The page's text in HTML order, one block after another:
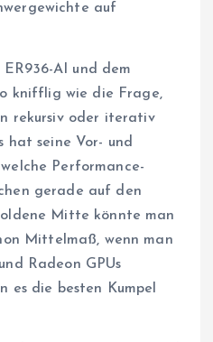
auf
AI und dem
knifflig wie die Frage,
rekursiv oder iterativ
hat seine Vor- und
Performance-
gerade auf den
Mitte könnte man
Mittelmaß, wenn man
Radeon GPUs
es die besten Kumpel